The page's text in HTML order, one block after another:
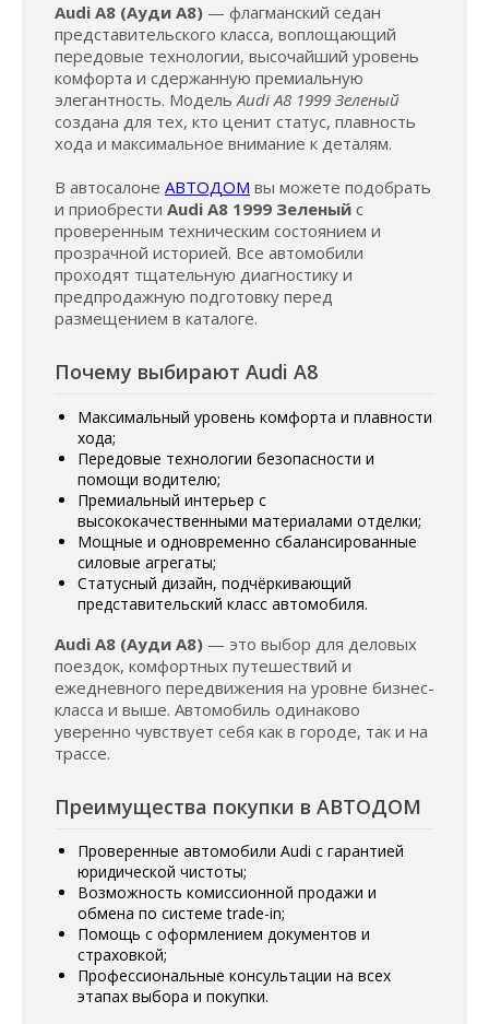
Audi A8 (Ауди А8) — флагманский седан
представительского класса, воплощающий
передовые технологии, высочайший уровень
комфорта и сдержанную премиальную
элегантность. МодельAudi A8 1999 Зеленый
создана для тех, кто ценит статус, плавность
хода и максимальное внимание к деталям.
В автосалоне АВТОДОМ вы можете подобрать
и приобрести Audi A8 1999 Зеленый с
проверенным техническим состоянием и
прозрачной историей. Все автомобили
проходят тщательную диагностику и
предпродажную подготовку перед
размещением в каталоге.
Почему выбирают Audi A8
Максимальный уровень комфорта и плавности
хода;
Передовые технологии безопасности и
помощи водителю;
Премиальный интерьер с
высококачественными материалами отделки;
Мощные и одновременно сбалансированные
силовые агрегаты;
Статусный дизайн, подчёркивающий
представительский класс автомобиля.
Audi A8 (Ауди А8) — это выбор для деловых
поездок, комфортных путешествий и
ежедневного передвижения на уровне бизнес-
класса и выше. Автомобиль одинаково
уверенно чувствует себя как в городе, так и на
трассе.
Преимущества покупки в АВТОДОМ
Проверенные автомобили Audi с гарантией
юридической чистоты;
Возможность комиссионной продажи и
обмена по системе trade-in;
Помощь с оформлением документов и
страховкой;
Профессиональные консультации на всех
этапах выбора и покупки.